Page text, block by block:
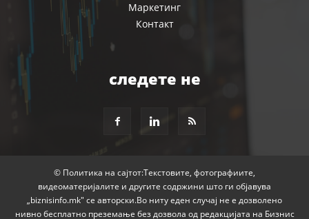
Маркетинг
Контакт
следете не
© Политика на сајтот:Текстовите, фотографиите,
видеоматеријалите и другите содржини што ги објавува
„biznisinfo.mk" се авторски.Во ниту еден случај не е дозволено
нивно бесплатно преземање без дозвола од редакцијата на Бизнис